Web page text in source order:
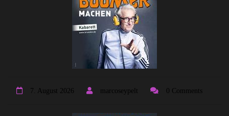
7. August 2026 marcoseypelt 0 Comments